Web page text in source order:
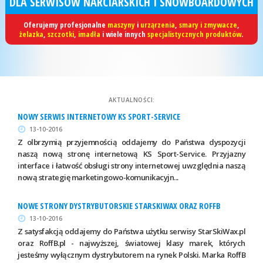
Oferujemy profesjonalne maszynyi urząrzenia smary i zmywacze
żelazka ,szczotki imadła i wiele innychspecjalistycznych produktów.
AKTUALNOŚCI:
NOWY SERWIS INTERNETOWY KS SPORT-SERVICE
13-10-2016
Z olbrzymią przyjemnością oddajemy do Państwa dyspozycji
naszą nową stronę internetową KS Sport-Service. Przyjazny
interface i łatwość obsługi strony internetowej uwzględnia naszą
nową strategię marketingowo-komunikacyjn...
NOWE STRONY DYSTRYBUTORSKIE STARSKIWAX ORAZ ROFFB
13-10-2016
Z satysfakcją oddajemy do Państwa użytku serwisy StarSkiWax.pl
oraz RoffB.pl - najwyższej, światowej klasy marek, których
jesteśmy wyłącznym dystrybutorem na rynek Polski. Marka RoffB